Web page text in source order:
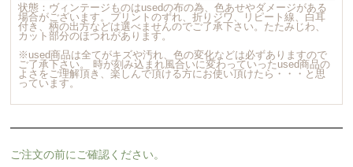
状態：ヴィンテージものはusedの布の為、色あせやダメージがある
場合がございます。プリントのずれ、折りジワ、リピート線、白耳
付き、柄の出方などは選べませんのでご了承下さい。たたみじわ、
カット部分のほつれがあります。
※used商品は全てがキズや汚れ、色の変化などは必ずありますので
ご了承下さい。 時が刻み込まれ風合いに変わっていったused商品の
よさをご理解頂き、楽しんで頂ける方にお使い頂けたら・・・と思
っています。
ご注文の前にご確認ください。